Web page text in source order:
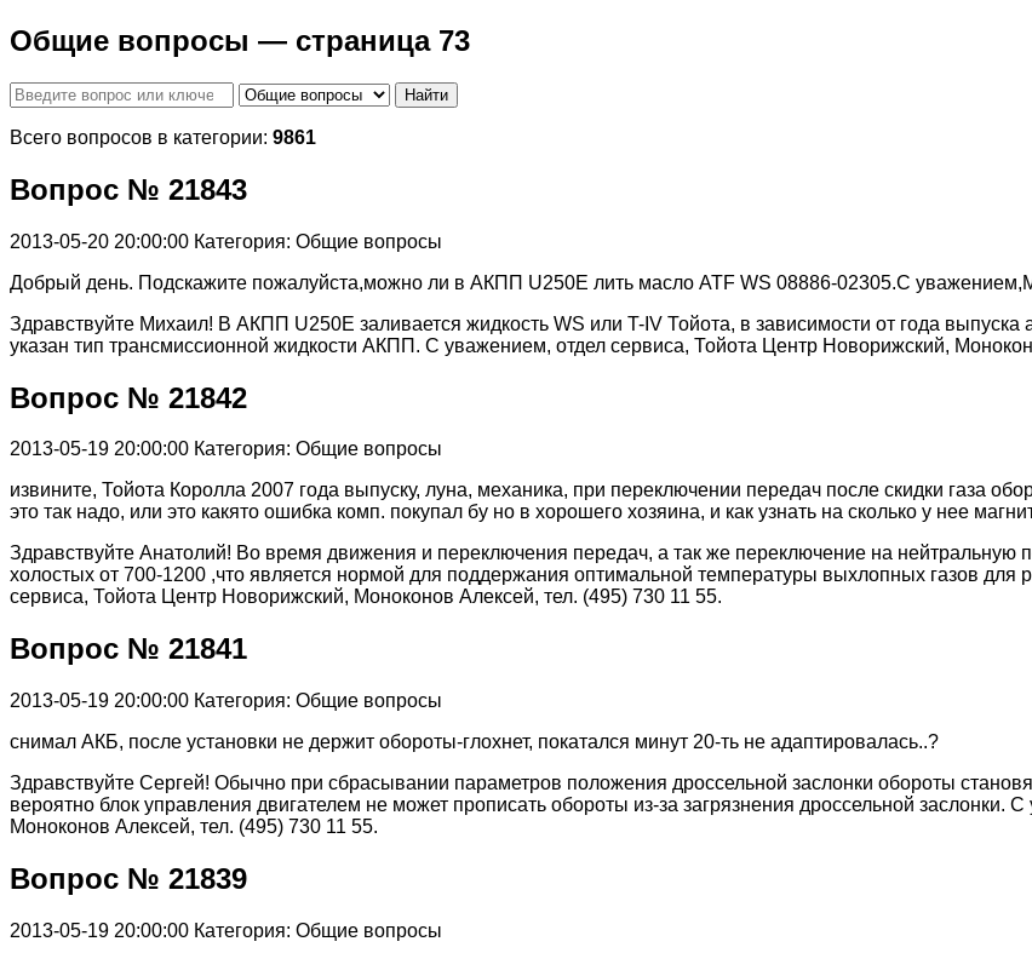
Общие вопросы — страница 73
Найти
Всего вопросов в категории: 9861
Вопрос № 21843
2013-05-20 20:00:00 Категория: Общие вопросы
Добрый день. Подскажите пожалуйста,можно ли в АКПП U250E лить масло ATF WS 08886-02305.С
Здравствуйте Михаил! В АКПП U250E заливается жидкость WS или T-IV Тойота, в зависимости от года
указан тип трансмиссионной жидкости АКПП. С уважением, отдел сервиса, Тойота Центр Новорижский,
Вопрос № 21842
2013-05-19 20:00:00 Категория: Общие вопросы
извините, Тойота Королла 2007 года выпуску, луна, механика, при переключении передач после скидки газа
это так надо, или это какято ошибка комп. покупал бу но в хорошего хозяина, и как узнать на сколько у нее
Здравствуйте Анатолий! Во время движения и переключения передач, а так же переключение на
холостых от 700-1200 ,что является нормой для поддержания оптимальной температуры выхлопных газов для
сервиса, Тойота Центр Новорижский, Моноконов Алексей, тел. (495) 730 11 55.
Вопрос № 21841
2013-05-19 20:00:00 Категория: Общие вопросы
снимал АКБ, после установки не держит обороты-глохнет, покатался минут 20-ть не адаптировалась..?
Здравствуйте Сергей! Обычно при сбрасывании параметров положения дроссельной заслонки обороты
вероятно блок управления двигателем не может прописать обороты из-за загрязнения дроссельной
Моноконов Алексей, тел. (495) 730 11 55.
Вопрос № 21839
2013-05-19 20:00:00 Категория: Общие вопросы